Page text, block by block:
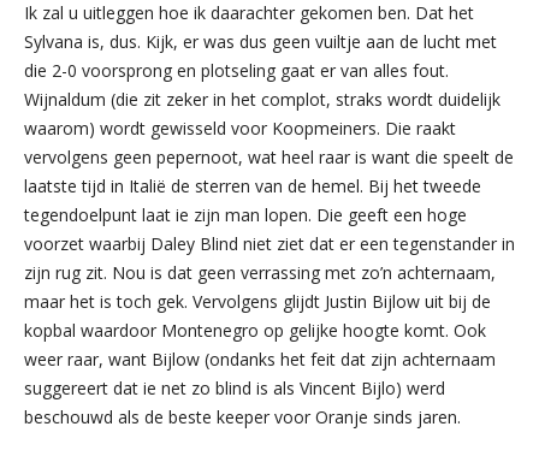
Ik zal u uitleggen hoe ik daarachter gekomen ben. Dat het
Sylvana is, dus. Kijk, er was dus geen vuiltje aan de lucht met
die 2-0 voorsprong en plotseling gaat er van alles fout.
Wijnaldum (die zit zeker in het complot, straks wordt duidelijk
waarom) wordt gewisseld voor Koopmeiners. Die raakt
vervolgens geen pepernoot, wat heel raar is want die speelt de
laatste tijd in Italië de sterren van de hemel. Bij het tweede
tegendoelpunt laat ie zijn man lopen. Die geeft een hoge
voorzet waarbij Daley Blind niet ziet dat er een tegenstander in
zijn rug zit. Nou is dat geen verrassing met zo’n achternaam,
maar het is toch gek. Vervolgens glijdt Justin Bijlow uit bij de
kopbal waardoor Montenegro op gelijke hoogte komt. Ook
weer raar, want Bijlow (ondanks het feit dat zijn achternaam
suggereert dat ie net zo blind is als Vincent Bijlo) werd
beschouwd als de beste keeper voor Oranje sinds jaren.